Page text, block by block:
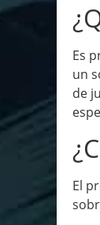
Es
un
de
El